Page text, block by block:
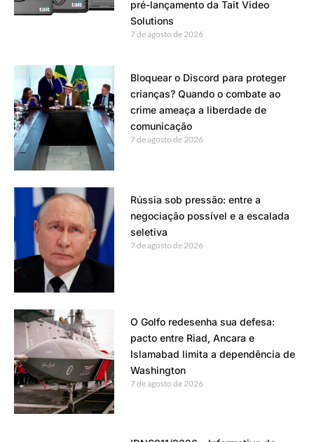
pré-lançamento da Tait Video
Solutions
7 de agosto de 2026
Bloquear o Discord para proteger
crianças? Quando o combate ao
crime ameaça a liberdade de
comunicação
7 de agosto de 2026
Rússia sob pressão: entre a
negociação possível e a escalada
seletiva
7 de agosto de 2026
O Golfo redesenha sua defesa:
pacto entre Riad, Ancara e
Islamabad limita a dependência de
Washington
7 de agosto de 2026